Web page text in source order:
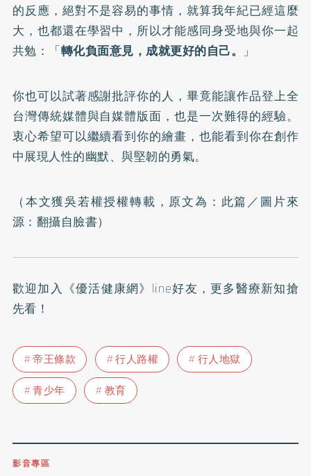
的反應，絕對不是容易的事情，就算我年紀已經這麼
大，也都還在學習中，所以才能感同身受地與你一起
共勉：「轉化負面意見，成就更好的自己。 」
你也可以試著感謝批評你的人，畢竟能讓作品登上全
台灣傳統媒體與自媒體版面，也是一次難得的經驗。
衷心希望可以繼續看到你的繪畫，也能看到你在創作
中展現人性的幽默、與堅韌的勇氣。
（本文獲吳若權授權轉載，原文為： 此篇／圖片來
源：翻攝自臉書）
歡迎加入 《優活健康網》line好友 ，更多醫療新知搶
先看！
帝王條款 行人路權
行人地獄
青少年
教育
影音專區